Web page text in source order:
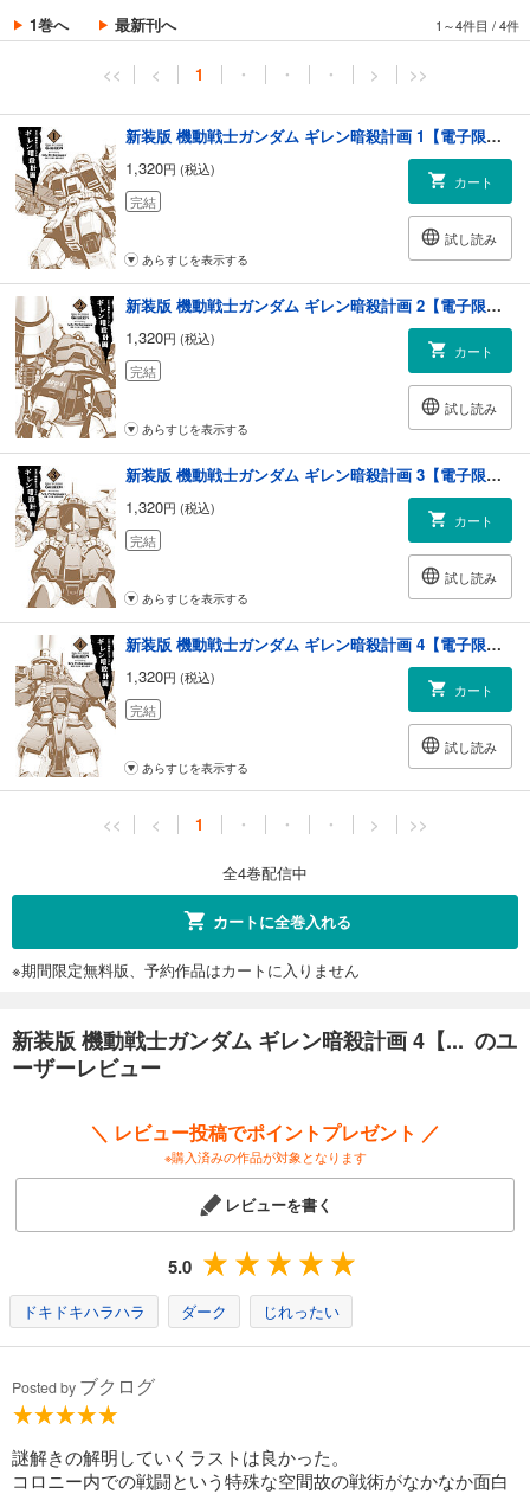
1巻へ 最新刊へ 1～4件目 /4件
<< < 1 ・ ・ ・ > >>
新装版 機動戦士ガンダム ギレン暗殺計画 1【電子限定特典付き】
1,320円 (税込)
完結
カート
試し読み
あらすじを表示する
新装版 機動戦士ガンダム ギレン暗殺計画 2【電子限定特典付き】
1,320円 (税込)
完結
カート
試し読み
あらすじを表示する
新装版 機動戦士ガンダム ギレン暗殺計画 3【電子限定特典付き】
1,320円 (税込)
完結
カート
試し読み
あらすじを表示する
新装版 機動戦士ガンダム ギレン暗殺計画 4【電子限定特典付き】
1,320円 (税込)
完結
カート
試し読み
あらすじを表示する
<< < 1 ・ ・ ・ > >>
全4巻配信中
カートに全巻入れる
※期間限定無料版、予約作品はカートに入りません
新装版 機動戦士ガンダム ギレン暗殺計画 4【... のユ
ーザーレビュー
＼ レビュー投稿でポイントプレゼント ／
※購入済みの作品が対象となります
レビューを書く
5.0
ドキドキハラハラ ダーク じれったい
Posted by ブクログ
謎解きの解明していくラストは良かった。
コロニー内での戦闘という特殊な空間故の戦術がなかなか面白